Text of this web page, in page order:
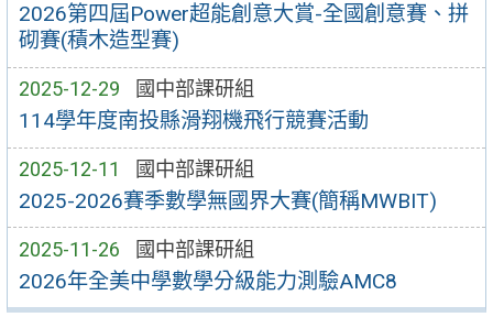
2026第四屆Power超能創意大賞-全國創意賽、拼
砌賽(積木造型賽)
2025-12-29 國中部課研組
114學年度南投縣滑翔機飛行競賽活動
2025-12-11 國中部課研組
2025-2026賽季數學無國界大賽(簡稱MWBIT)
2025-11-26 國中部課研組
2026年全美中學數學分級能力測驗AMC8